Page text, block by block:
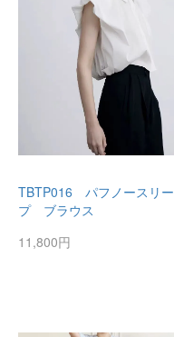
TBTP016 パフノースリー
プ ブラウス
11,800円